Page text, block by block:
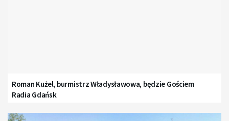
Roman Kużel, burmistrz Władysławowa, będzie Gościem
Radia Gdańsk